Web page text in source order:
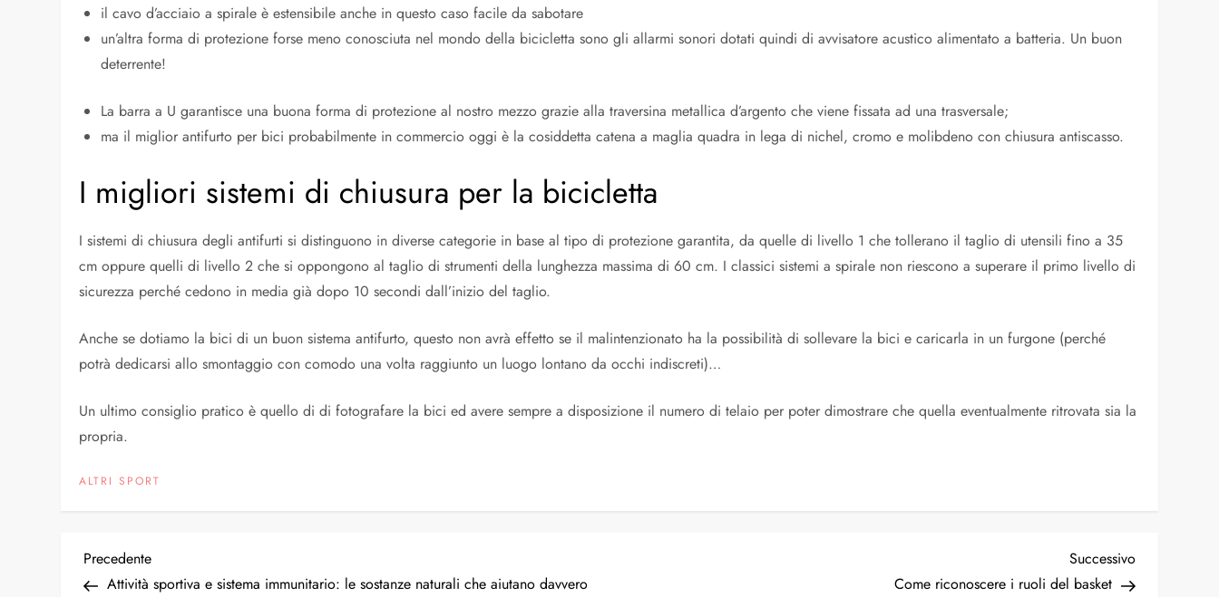
il cavo d’acciaio a spirale è estensibile anche in questo caso facile da sabotare
un’altra forma di protezione forse meno conosciuta nel mondo della bicicletta sono gli allarmi sonori dotati quindi di avvisatore acustico alimentato a batteria. Un buon
deterrente!
La barra a U garantisce una buona forma di protezione al nostro mezzo grazie alla traversina metallica d’argento che viene fissata ad una trasversale;
ma il miglior antifurto per bici probabilmente in commercio oggi è la cosiddetta catena a maglia quadra in lega di nichel, cromo e molibdeno con chiusura antiscasso.
I migliori sistemi di chiusura per la bicicletta
I sistemi di chiusura degli antifurti si distinguono in diverse categorie in base al tipo di protezione garantita, da quelle di livello 1 che tollerano il taglio di utensili fino a 35
cm oppure quelli di livello 2 che si oppongono al taglio di strumenti della lunghezza massima di 60 cm. I classici sistemi a spirale non riescono a superare il primo livello di
sicurezza perché cedono in media già dopo 10 secondi dall’inizio del taglio.
Anche se dotiamo la bici di un buon sistema antifurto, questo non avrà effetto se il malintenzionato ha la possibilità di sollevare la bici e caricarla in un furgone (perché
potrà dedicarsi allo smontaggio con comodo una volta raggiunto un luogo lontano da occhi indiscreti)…
Un ultimo consiglio pratico è quello di di fotografare la bici ed avere sempre a disposizione il numero di telaio per poter dimostrare che quella eventualmente ritrovata sia la
propria.
ALTRI SPORT
N
Articolo
precedente
Precedente
Attività sportiva e sistema immunitario: le sostanze naturali che aiutano davvero
Articolo
successivo
Successivo
Come riconoscere i ruoli del basket